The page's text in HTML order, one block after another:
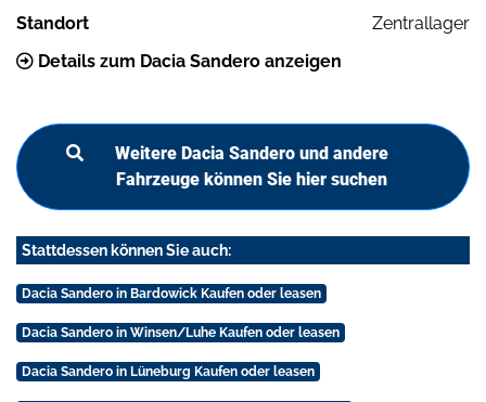
Standort
Zentrallager
Details zum Dacia Sandero anzeigen
Weitere Dacia Sandero und andere
Fahrzeuge können Sie hier suchen
Stattdessen können Sie auch:
Dacia Sandero in Bardowick Kaufen oder leasen
Dacia Sandero in Winsen/Luhe Kaufen oder leasen
Dacia Sandero in Lüneburg Kaufen oder leasen